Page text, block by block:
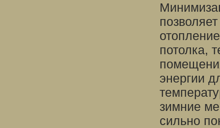
потолка,
энергии
зимние
сильно